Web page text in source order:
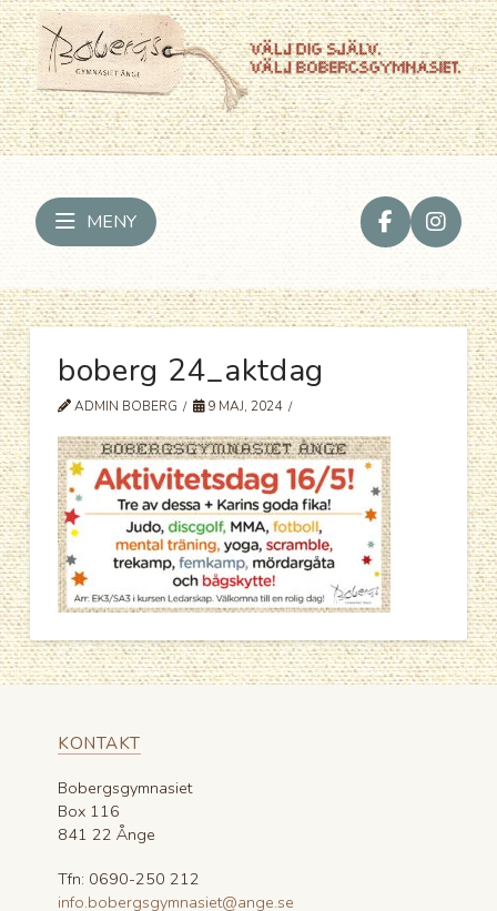
MENY
boberg 24_aktdag
ADMIN BOBERG 9 MAJ, 2024
KONTAKT
Bobergsgymnasiet
Box 116
841 22 Ånge
Tfn: 0690-250 212
info.bobergsgymnasiet@ange.se